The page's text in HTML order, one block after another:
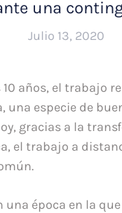
una
Julio 13, 2020
10 años, el trabajo
una especie de
gracias a la
el trabajo a
una época en la